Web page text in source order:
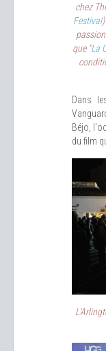
chez
Festival)
que "La
Dans
Béjo,
du film